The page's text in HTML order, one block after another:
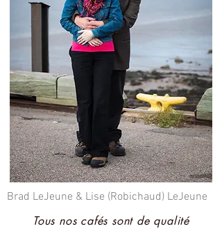
Brad LeJeune & Lise (Robichaud) LeJeune
Tous nos cafés sont de qualité